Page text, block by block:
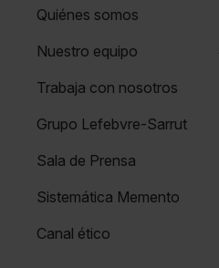
Quiénes somos
Nuestro equipo
Trabaja con nosotros
Grupo Lefebvre-Sarrut
Sala de Prensa
Sistemática Memento
Canal ético